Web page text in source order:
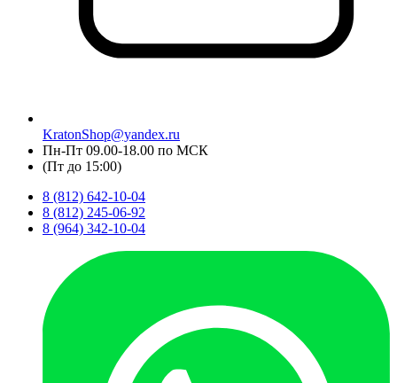
KratonShop@yandex.ru
Пн-Пт 09.00-18.00 по МСК
(Пт до 15:00)
8 (812) 642-10-04
8 (812) 245-06-92
8 (964) 342-10-04